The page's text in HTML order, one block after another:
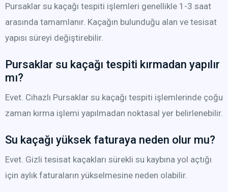
Pursaklar su kaçağı tespiti işlemleri genellikle 1-3 saat
arasında tamamlanır. Kaçağın bulunduğu alan ve tesisat
yapısı süreyi değiştirebilir.
Pursaklar su kaçağı tespiti kırmadan yapılır
mı?
Evet. Cihazlı Pursaklar su kaçağı tespiti işlemlerinde çoğu
zaman kırma işlemi yapılmadan noktasal yer belirlenebilir.
Su kaçağı yüksek faturaya neden olur mu?
Evet. Gizli tesisat kaçakları sürekli su kaybına yol açtığı
için aylık faturaların yükselmesine neden olabilir.